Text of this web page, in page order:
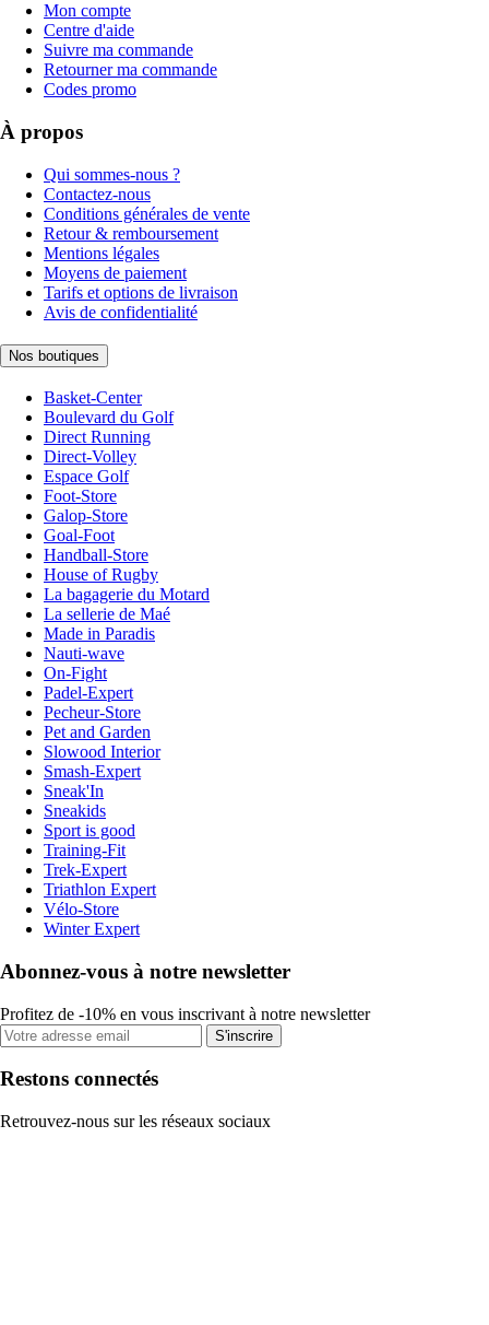
Mon compte
Centre d'aide
Suivre ma commande
Retourner ma commande
Codes promo
À propos
Qui sommes-nous ?
Contactez-nous
Conditions générales de vente
Retour & remboursement
Mentions légales
Moyens de paiement
Tarifs et options de livraison
Avis de confidentialité
Nos boutiques
Basket-Center
Boulevard du Golf
Direct Running
Direct-Volley
Espace Golf
Foot-Store
Galop-Store
Goal-Foot
Handball-Store
House of Rugby
La bagagerie du Motard
La sellerie de Maé
Made in Paradis
Nauti-wave
On-Fight
Padel-Expert
Pecheur-Store
Pet and Garden
Slowood Interior
Smash-Expert
Sneak'In
Sneakids
Sport is good
Training-Fit
Trek-Expert
Triathlon Expert
Vélo-Store
Winter Expert
Abonnez-vous à notre newsletter
Profitez de -10% en vous inscrivant à notre newsletter
S'inscrire
Restons connectés
Retrouvez-nous sur les réseaux sociaux